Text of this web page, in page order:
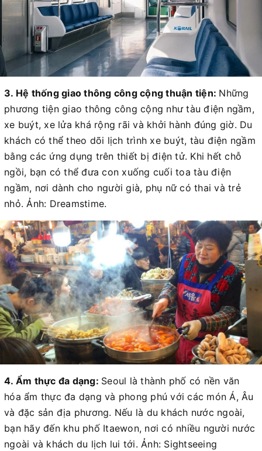
3. Hệ thống giao thông công cộng thuận tiện: Những
phương tiện giao thông công cộng như tàu điện ngầm,
xe buýt, xe lửa khá rộng rãi và khởi hành đúng giờ. Du
khách có thể theo dõi lịch trình xe buýt, tàu điện ngầm
bằng các ứng dụng trên thiết bị điện tử. Khi hết chỗ
ngồi, bạn có thể đưa con xuống cuối toa tàu điện
ngầm, nơi dành cho người già, phụ nữ có thai và trẻ
nhỏ. Ảnh: Dreamstime.
4. Ẩm thực đa dạng: Seoul là thành phố có nền văn
hóa ẩm thực đa dạng và phong phú với các món Á, Âu
và đặc sản địa phương. Nếu là du khách nước ngoài,
bạn hãy đến khu phố Itaewon, nơi có nhiều người nước
ngoài và khách du lịch lui tới. Ảnh: Sightseeing